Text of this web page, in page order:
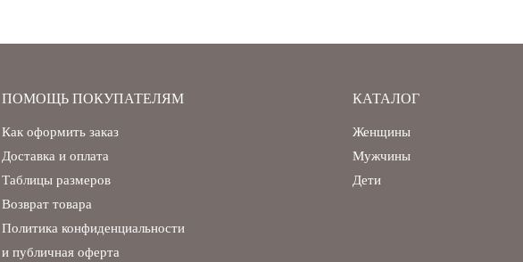
ПОМОЩЬ ПОКУПАТЕЛЯМ
Как оформить заказ
Доставка и оплата
Таблицы размеров
Возврат товара
Политика конфиденциальности
и публичная оферта
КАТАЛОГ
Женщины
Мужчины
Дети